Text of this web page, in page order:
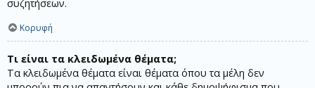
συζητήσεων.
Κορυφή
Τι είναι τα κλειδωμένα θέματα;
Τα κλειδωμένα θέματα είναι θέματα όπου τα μέλη δεν